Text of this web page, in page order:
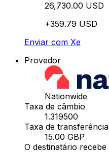
26,730.00 USD
+359.79 USD
Enviar com Xe
Provedor
Nationwide
Taxa de câmbio
1.319500
Taxa de transferência
15.00 GBP
O destinatário recebe